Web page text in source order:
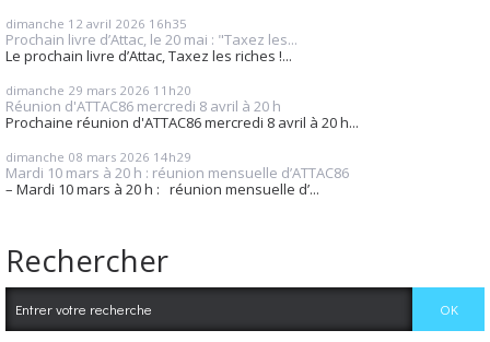
dimanche 12 avril 2026 16h35
Prochain livre d’Attac, le 20 mai : "Taxez les...
Le prochain livre d’Attac, Taxez les riches !...
dimanche 29 mars 2026 11h20
Réunion d'ATTAC86 mercredi 8 avril à 20 h
Prochaine réunion d'ATTAC86 mercredi 8 avril à 20 h...
dimanche 08 mars 2026 14h29
Mardi 10 mars à 20 h : réunion mensuelle d’ATTAC86
– Mardi 10 mars à 20 h : réunion mensuelle d’...
Rechercher